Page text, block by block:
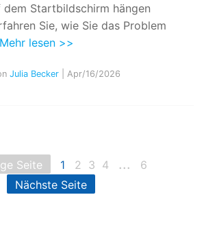
Startbildschirm hängen
Sie, wie Sie das Problem
Mehr lesen >>
Julia Becker | Apr/16/2026
Seite 1 2 3 4 ...
6
Nächste Seite